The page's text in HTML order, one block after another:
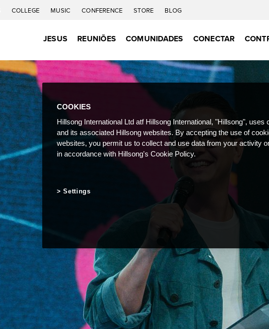
COLLEGE MUSIC CONFERENCE STORE BLOG
JESUS REUNIÕES COMUNIDADES CONECTAR
COOKIES
Hillsong International Ltd atf Hillsong International, "Hillsong", uses
and its associated Hillsong websites. By accepting the use of
websites, you permit us to collect and use data from your activity
in accordance with Hillsong's Cookie Policy.
Settings